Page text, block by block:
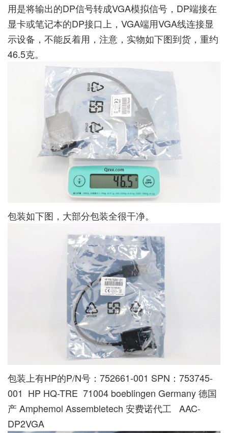
用是将输出的DP信号转成VGA模拟信号，DP端接在
显卡或笔记本的DP接口上，VGA端用VGA线连接显
示设备，不能反着用，注意，实物如下图到货，重约
46.5克。
包装如下图，大部分包装全很干净。
包装上有HP的P/N号：752661-001 SPN：753745-
001 HP HQ-TRE 71004 boeblingen Germany 德国
产 Amphemol Assembletech 安费诺代工 AAC-
DP2VGA